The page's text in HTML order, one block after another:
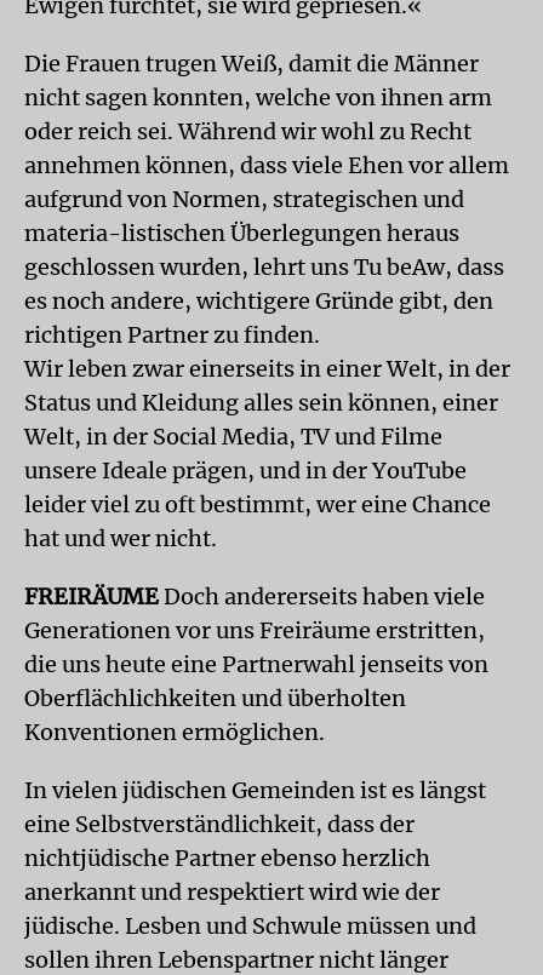
Die Frauen trugen Weiß, damit die Männer
nicht sagen konnten, welche von ihnen arm
oder reich sei. Während wir wohl zu Recht
annehmen können, dass viele Ehen vor allem
aufgrund von Normen, strategischen und
materia-listischen Überlegungen heraus
geschlossen wurden, lehrt uns Tu beAw, dass
es noch andere, wichtigere Gründe gibt, den
richtigen Partner zu finden.
Wir leben zwar einerseits in einer Welt, in der
Status und Kleidung alles sein können, einer
Welt, in der Social Media, TV und Filme
unsere Ideale prägen, und in der YouTube
leider viel zu oft bestimmt, wer eine Chance
hat und wer nicht.
FREIRÄUMEDoch andererseits haben viele
Generationen vor uns Freiräume erstritten,
die uns heute eine Partnerwahl jenseits von
Oberflächlichkeiten und überholten
Konventionen ermöglichen.
In vielen jüdischen Gemeinden ist es längst
eine Selbstverständlichkeit, dass der
nichtjüdische Partner ebenso herzlich
anerkannt und respektiert wird wie der
jüdische. Lesben und Schwule müssen und
sollen ihren Lebenspartner nicht länger